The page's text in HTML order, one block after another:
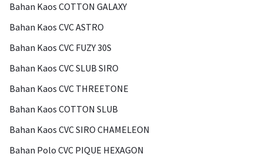
Bahan Kaos COTTON GALAXY
Bahan Kaos CVC ASTRO
Bahan Kaos CVC FUZY 30S
Bahan Kaos CVC SLUB SIRO
Bahan Kaos CVC THREETONE
Bahan Kaos COTTON SLUB
Bahan Kaos CVC SIRO CHAMELEON
Bahan Polo CVC PIQUE HEXAGON